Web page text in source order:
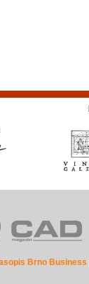
Brno Business